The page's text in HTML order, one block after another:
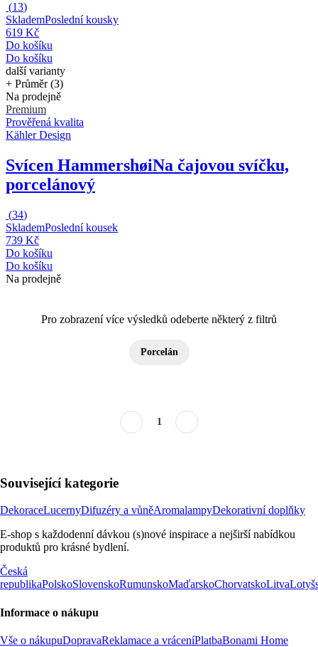
(13)
SklademPoslední kousky
619 Kč
Do košíku
Do košíku
další varianty
+ Průměr (3)
Na prodejně
Premium
Prověřená kvalita
Kähler Design
Svícen HammershøiNa čajovou svíčku,
porcelánový
(34)
SklademPoslední kousek
739 Kč
Do košíku
Do košíku
Na prodejně
Pro zobrazení více výsledků odeberte některý z filtrů
Porcelán
1
Související kategorie
DekoraceLucernyDifuzéry a vůněAromalampyDekorativní doplňky
E-shop s každodenní dávkou (s)nové inspirace a nejširší nabídkou
produktů pro krásné bydlení.
Česká
republikaPolskoSlovenskoRumunskoMaďarskoChorvatskoLitva
Informace o nákupu
Vše o nákupuDopravaReklamace a vráceníPlatbaBonami Home